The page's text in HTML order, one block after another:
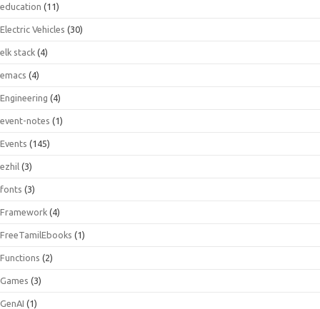
education (11)
Electric Vehicles (30)
elk stack (4)
emacs (4)
Engineering (4)
event-notes (1)
Events (145)
ezhil (3)
fonts (3)
Framework (4)
FreeTamilEbooks (1)
Functions (2)
Games (3)
GenAI (1)